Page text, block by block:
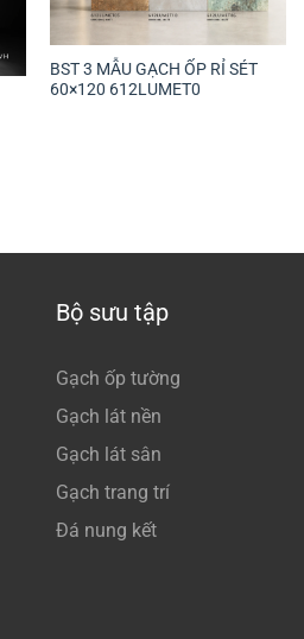
BST 3 MẪU GẠCH ỐP RỈ SÉT
60×120 612LUMET0
Bộ sưu tập
Gạch ốp tường
Gạch lát nền
Gạch lát sân
Gạch trang trí
Đá nung kết